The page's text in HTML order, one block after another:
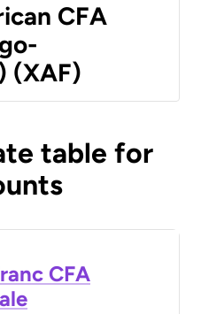
CFA
(XAF)
table for
CFA